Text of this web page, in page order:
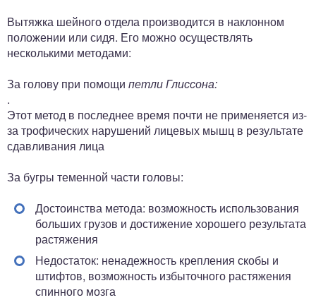
Вытяжка шейного отдела производится в наклонном
положении или сидя. Его можно осуществлять
несколькими методами:
За голову при помощи петли Глиссона:
.
Этот метод в последнее время почти не применяется из-
за трофических нарушений лицевых мышц в результате
сдавливания лица
За бугры теменной части головы:
Достоинства метода: возможность использования
больших грузов и достижение хорошего результата
растяжения
Недостаток: ненадежность крепления скобы и
штифтов, возможность избыточного растяжения
спинного мозга